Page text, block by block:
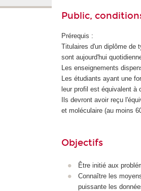
Public,
Prérequis :
Titulaires d'un diplôme de
sont aujourd'hui
Les enseignements
Les étudiants ayant une
leur profil est équivalent à
Ils devront avoir reçu
et moléculaire (au moins
Objectifs
Être initié aux
Connaître les
puissante les